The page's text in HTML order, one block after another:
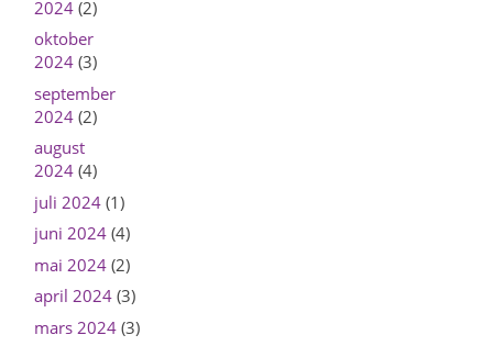
2024(2)
oktober
2024(3)
september
2024(2)
august
2024(4)
juli 2024(1)
juni 2024(4)
mai 2024(2)
april 2024(3)
mars 2024(3)